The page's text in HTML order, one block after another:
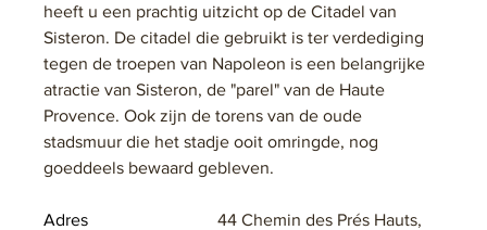
heeft u een prachtig uitzicht op de Citadel van
Sisteron. De citadel die gebruikt is ter verdediging
tegen de troepen van Napoleon is een belangrijke
atractie van Sisteron, de "parel" van de Haute
Provence. Ook zijn de torens van de oude
stadsmuur die het stadje ooit omringde, nog
goeddeels bewaard gebleven.
Adres 44 Chemin des Prés Hauts,